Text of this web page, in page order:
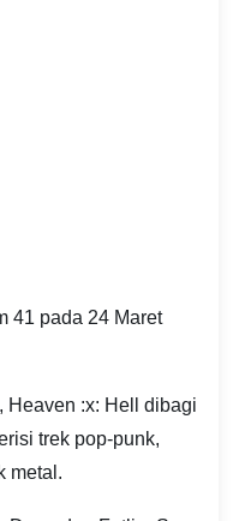
41 pada 24 Maret
Heaven :x: Hell dibagi
trek pop-punk,
metal.